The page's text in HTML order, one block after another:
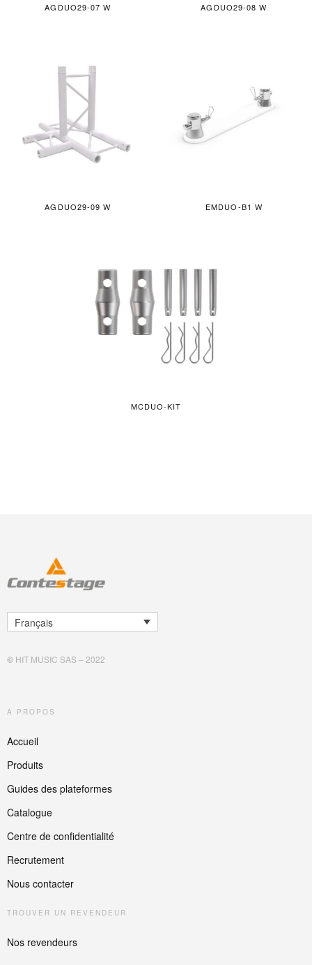
AGDUO29-07 W AGDUO29-08 W
AGDUO29-09 W EMDUO-B1 W
MCDUO-KIT
Français
© HIT MUSIC SAS – 2022
A PROPOS
Accueil
Produits
Guides des plateformes
Catalogue
Centre de confidentialité
Recrutement
Nous contacter
TROUVER UN REVENDEUR
Nos revendeurs